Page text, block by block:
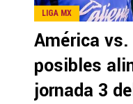
LIGA MX
América
posibles
jornada 3